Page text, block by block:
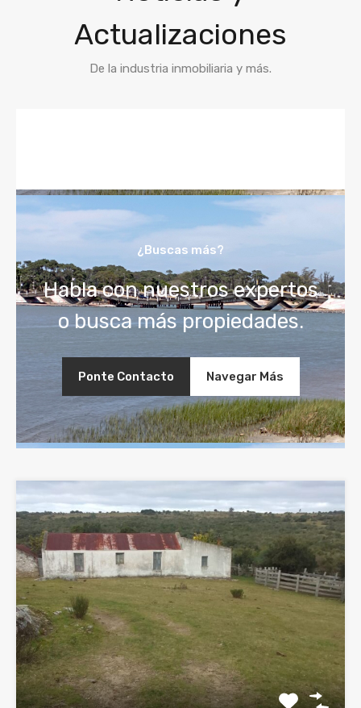
Actualizaciones
De la industria inmobiliaria y más.
¿Buscas más?
Habla con nuestros expertos
o busca más propiedades.
Ponte Contacto Navegar Más